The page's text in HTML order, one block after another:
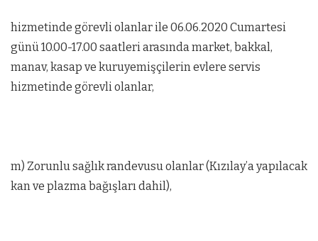
hizmetinde görevli olanlar ile 06.06.2020 Cumartesi
günü 10.00-17.00 saatleri arasında market, bakkal,
manav, kasap ve kuruyemişçilerin evlere servis
hizmetinde görevli olanlar,
m) Zorunlu sağlık randevusu olanlar (Kızılay’a yapılacak
kan ve plazma bağışları dahil),